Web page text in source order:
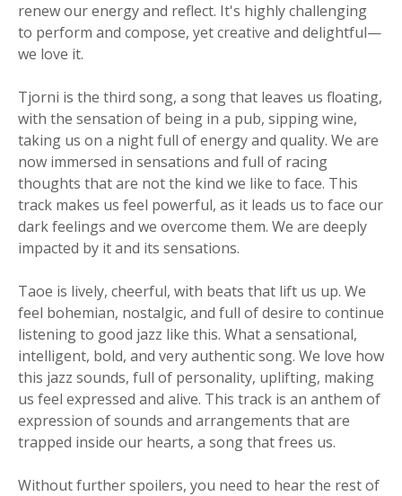
renew our energy and reflect. It's highly challenging
to perform and compose, yet creative and delightful—
we love it.
Tjorni is the third song, a song that leaves us floating,
with the sensation of being in a pub, sipping wine,
taking us on a night full of energy and quality. We are
now immersed in sensations and full of racing
thoughts that are not the kind we like to face. This
track makes us feel powerful, as it leads us to face our
dark feelings and we overcome them. We are deeply
impacted by it and its sensations.
Taoe is lively, cheerful, with beats that lift us up. We
feel bohemian, nostalgic, and full of desire to continue
listening to good jazz like this. What a sensational,
intelligent, bold, and very authentic song. We love how
this jazz sounds, full of personality, uplifting, making
us feel expressed and alive. This track is an anthem of
expression of sounds and arrangements that are
trapped inside our hearts, a song that frees us.
Without further spoilers, you need to hear the rest of